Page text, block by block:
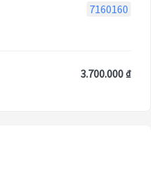
7160160
3.700.000 ₫